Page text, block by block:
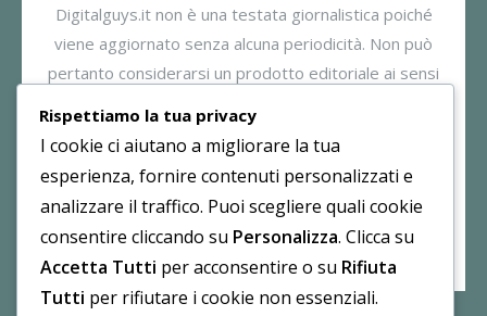
Digitalguys.it non è una testata giornalistica poiché
viene aggiornato senza alcuna periodicità. Non può
pertanto considerarsi un prodotto editoriale ai sensi
essere responsabile per i commenti inseriti nei post.
Eventuali commenti dei lettori, lesivi all’immagine o
all’onorabilità di persone terze non sono da attribuirsi
al gestore.
Rispettiamo la tua privacy
I cookie ci aiutano a migliorare la tua
esperienza, fornire contenuti personalizzati e
analizzare il traffico. Puoi scegliere quali cookie
consentire cliccando su Personalizza. Clicca su
Accetta Tutti per acconsentire o su Rifiuta
Tutti per rifiutare i cookie non essenziali.